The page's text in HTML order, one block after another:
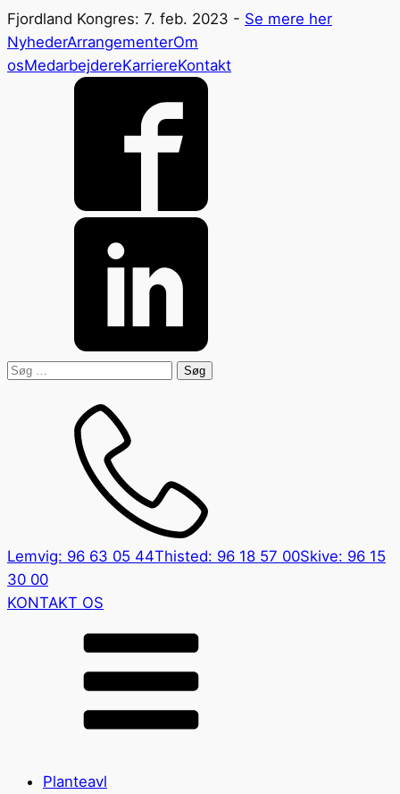
Fjordland Kongres: 7. feb. 2023 - Se mere her
NyhederArrangementerOm
osMedarbejdereKarriereKontakt
Søg
Lemvig: 96 63 05 44Thisted: 96 18 57 00Skive: 96 15
30 00
KONTAKT OS
Planteavl